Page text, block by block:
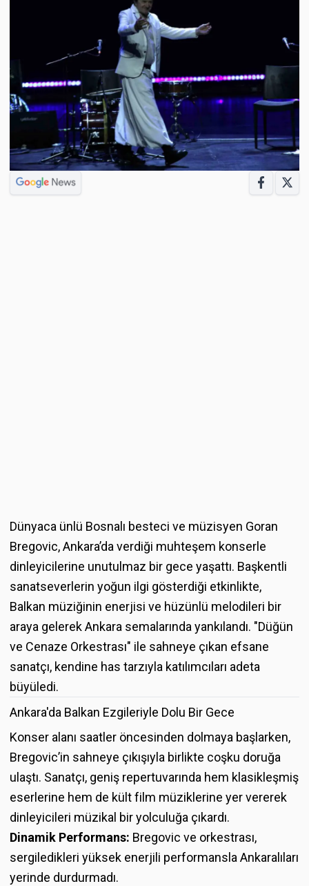
Dünyaca ünlü Bosnalı besteci ve müzisyen Goran
Bregovic, Ankara’da verdiği muhteşem konserle
dinleyicilerine unutulmaz bir gece yaşattı. Başkentli
sanatseverlerin yoğun ilgi gösterdiği etkinlikte,
Balkan müziğinin enerjisi ve hüzünlü melodileri bir
araya gelerek Ankara semalarında yankılandı. "Düğün
ve Cenaze Orkestrası" ile sahneye çıkan efsane
sanatçı, kendine has tarzıyla katılımcıları adeta
büyüledi.
Ankara'da Balkan Ezgileriyle Dolu Bir Gece
Konser alanı saatler öncesinden dolmaya başlarken,
Bregovic’in sahneye çıkışıyla birlikte coşku doruğa
ulaştı. Sanatçı, geniş repertuvarında hem klasikleşmiş
eserlerine hem de kült film müziklerine yer vererek
dinleyicileri müzikal bir yolculuğa çıkardı.
Dinamik Performans: Bregovic ve orkestrası,
sergiledikleri yüksek enerjili performansla Ankaralıları
yerinde durdurmadı.